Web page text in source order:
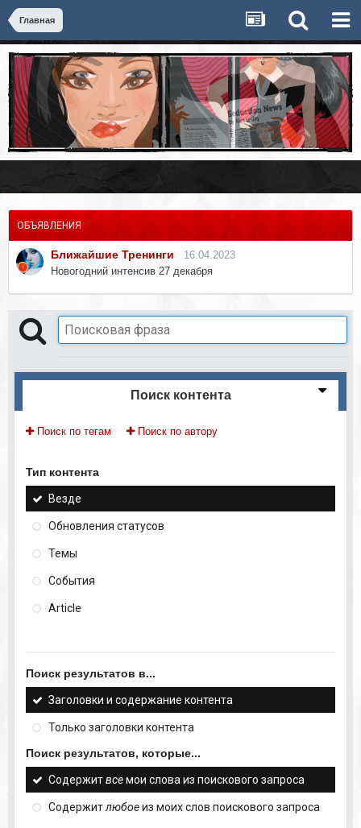
Главная
ОБЪЯВЛЕНИЯ
Ближайшие Тренинги
16.04.2023
Новогодний интенсив 27 декабря
Поиск контента
Поиск по тегам Поиск по автору
Тип контента
Везде
Обновления статусов
Темы
События
Article
Поиск результатов в...
Заголовки и содержание контента
Только заголовки контента
Поиск результатов, которые...
Содержитвсемои слова из поискового запроса
Содержитлюбоеиз моих слов поискового запроса